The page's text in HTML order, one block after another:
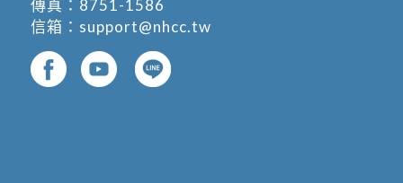
傳真：8751-1586
信箱： support@nhcc.tw